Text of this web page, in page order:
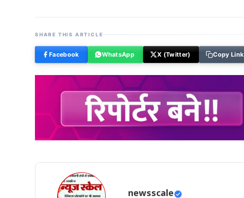
SHARE THIS ARTICLE
Facebook WhatsApp X (Twitter) Copy Link
newsscale